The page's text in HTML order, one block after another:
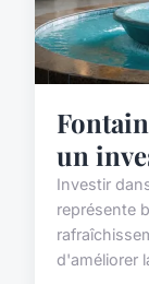
un
Investir
représente
d'améliorer